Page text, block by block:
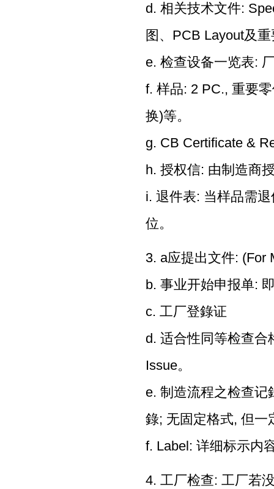
d. 相关技术文件:
图、PCB Layout及
e. 检查设备一览表:
f. 样品: 2 PC., 重要
换)等。
g. CB Certificate &
h. 授权信: 由制造商
i. 退件表: 当样品需
位。
3. a应提出文件: (For
b. 事业开始申报单:
c. 工厂登錄证
d. 适合性同等检查合
Issue。
e. 制造流程之检查记
錄; 无固定格式, 但一
f. Label: 详细标示内
4. 工厂检查: 工厂若